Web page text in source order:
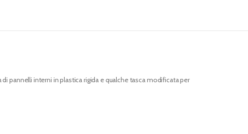
pannelli interni in plastica rigida e qualche tasca modificata per